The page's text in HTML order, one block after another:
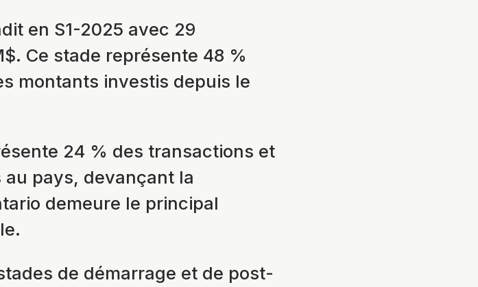
en S1-2025 avec 29
Ce stade représente 48 %
montants investis depuis le
24 % des transactions et
pays, devançant la
demeure le principal
de démarrage et de post-